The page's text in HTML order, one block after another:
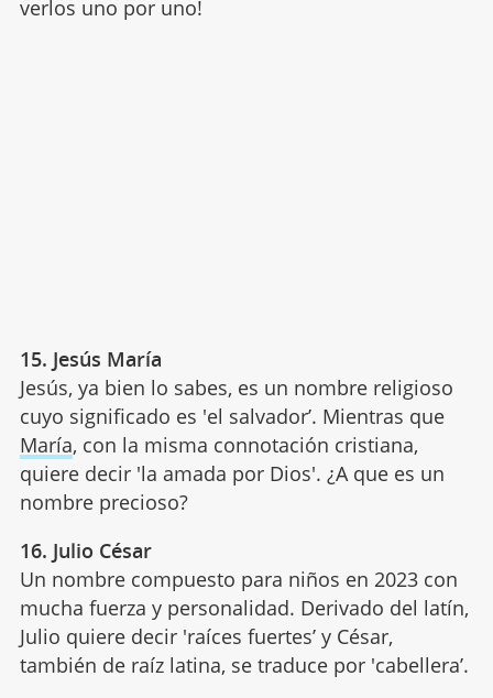
verlos uno por uno!
15. Jesús María
Jesús, ya bien lo sabes, es un nombre religioso
cuyo significado es 'el salvador’. Mientras que
María, con la misma connotación cristiana,
quiere decir 'la amada por Dios'. ¿A que es un
nombre precioso?
16. Julio César
Un nombre compuesto para niños en 2023 con
mucha fuerza y personalidad. Derivado del latín,
Julio quiere decir 'raíces fuertes’ y César,
también de raíz latina, se traduce por 'cabellera’.